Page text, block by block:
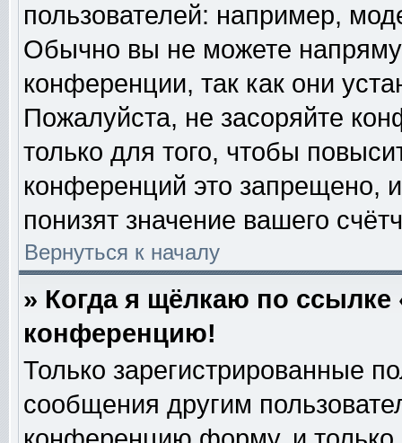
пользователей: например,
Обычно вы не можете
конференции, так как они
Пожалуйста, не засоряйте
только для того, чтобы
конференций это запрещено,
понизят значение вашего
Вернуться к началу
» Когда я щёлкаю по ссылке
конференцию!
Только зарегистрированные
сообщения другим